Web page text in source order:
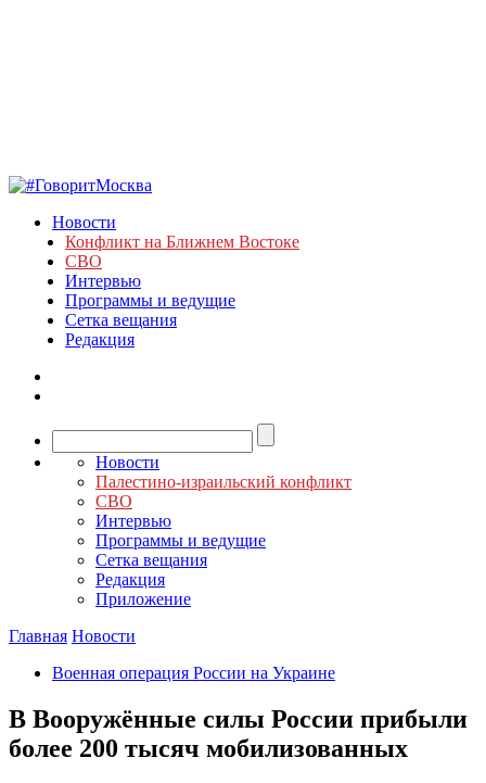
Новости
Конфликт на Ближнем Востоке
СВО
Интервью
Программы и ведущие
Сетка вещания
Редакция
Новости
Палестино-израильский конфликт
СВО
Интервью
Программы и ведущие
Сетка вещания
Редакция
Приложение
Главная Новости
Военная операция России на Украине
В Вооружённые силы России прибыли
более 200 тысяч мобилизованных